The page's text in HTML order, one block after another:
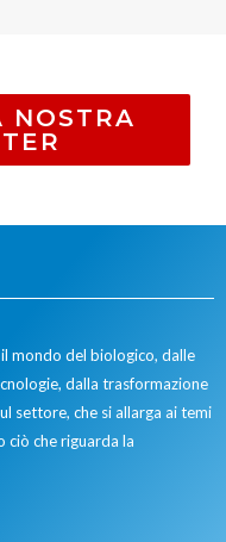
NOSTRA
mondo del biologico, dalle
dalla trasformazione
settore, che si allarga ai temi
ciò che riguarda la